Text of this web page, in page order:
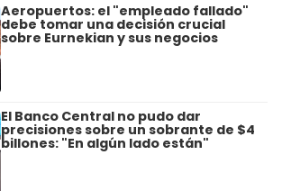
Aeropuertos: el "empleado fallado"
debe tomar una decisión crucial
sobre Eurnekian y sus negocios
El Banco Central no pudo dar
precisiones sobre un sobrante de $4
billones: "En algún lado están"